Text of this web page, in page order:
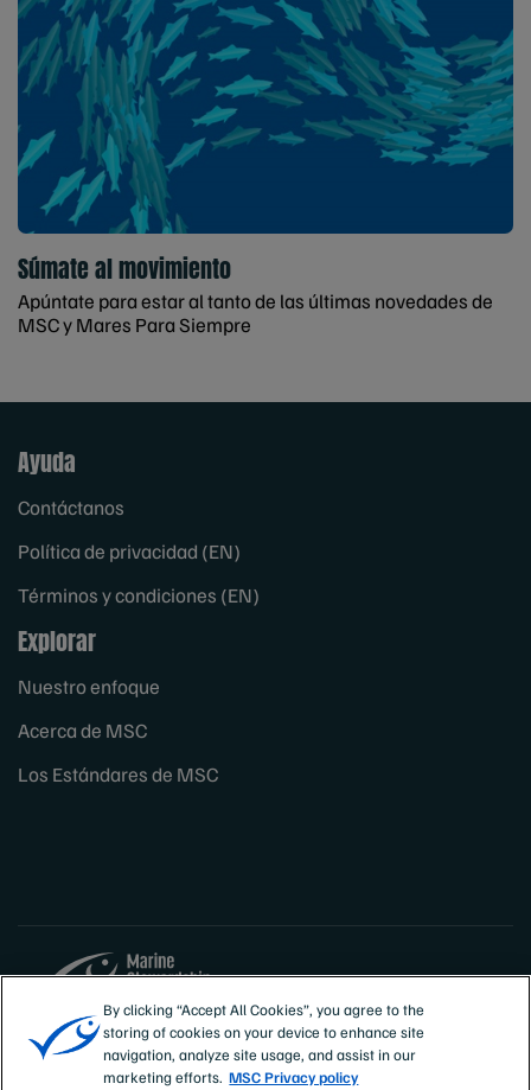
Súmate al movimiento
Apúntate para estar al tanto de las últimas novedades de
MSC y Mares Para Siempre
Ayuda
Contáctanos
Política de privacidad (EN)
Términos y condiciones (EN)
Explorar
Nuestro enfoque
Acerca de MSC
Los Estándares de MSC
Sites
España
By clicking “Accept All Cookies”, you agree to the
storing of cookies on your device to enhance site
navigation, analyze site usage, and assist in our
marketing efforts. MSC Privacy policy